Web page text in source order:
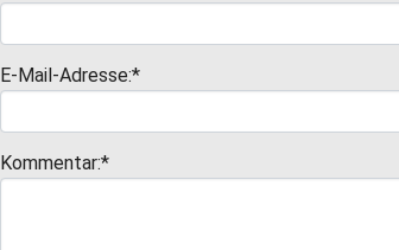
E-Mail-Adresse:*
Kommentar:*